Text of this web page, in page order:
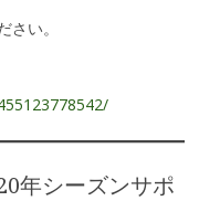
い。
年シーズンサポ